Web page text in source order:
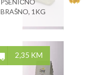
PŠENIČNO
BRAŠNO, 1KG
2,35 KM